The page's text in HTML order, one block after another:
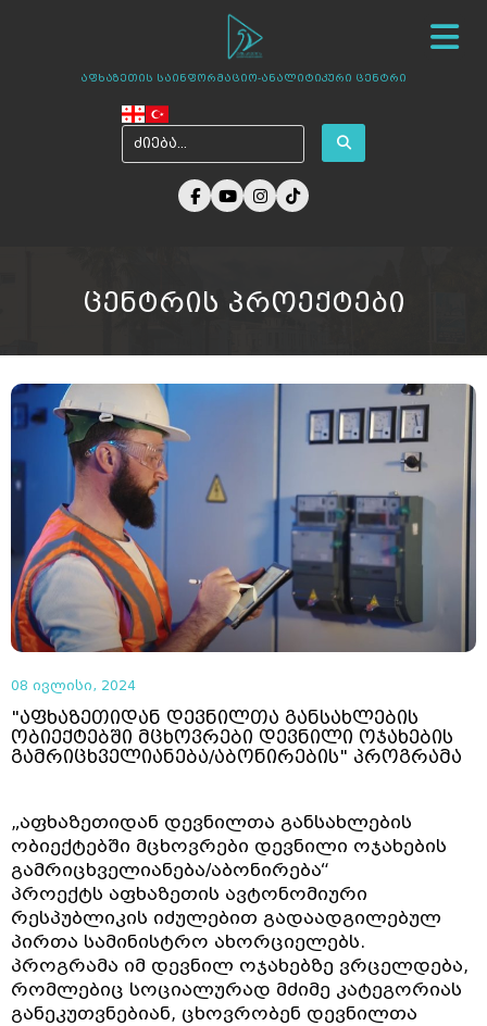
აფხაზეთის საინფორმაციო-ანალიტიკური ცენტრი
სიახლეები
ჩვენ შესახებ
ცენტრის პროექტები
ცენტრის პროექტები
08 ივლისი, 2024
"აფხაზეთიდან დევნილთა განსახლების
ობიექტებში მცხოვრები დევნილი ოჯახების
გამრიცხველიანება/აბონირების" პროგრამა
„აფხაზეთიდან დევნილთა განსახლების
ობიექტებში მცხოვრები დევნილი ოჯახების
გამრიცხველიანება/აბონირება“
პროექტს აფხაზეთის ავტონომიური
რესპუბლიკის იძულებით გადაადგილებულ
პირთა სამინისტრო ახორციელებს.
პროგრამა იმ დევნილ ოჯახებზე ვრცელდება,
რომლებიც სოციალურად მძიმე კატეგორიას
განეკუთვნებიან, ცხოვრობენ დევნილთა